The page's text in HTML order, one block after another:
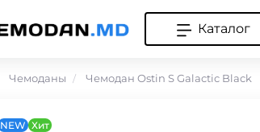
Каталог
Чемоданы Чемодан Ostin S Galactic Black
NEW Хит